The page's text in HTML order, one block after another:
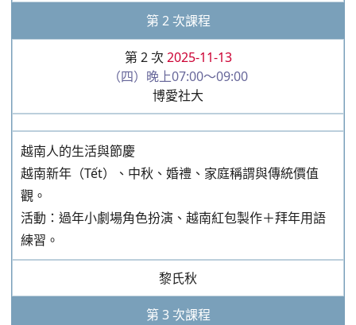
第 2 次課程
第 2 次 2025-11-13
（四）晚上07:00～09:00
博愛社大
越南人的生活與節慶
越南新年（Tết）、中秋、婚禮、家庭稱謂與傳統價值
觀。
活動：過年小劇場角色扮演、越南紅包製作＋拜年用語
練習。
黎氏秋
第 3 次課程